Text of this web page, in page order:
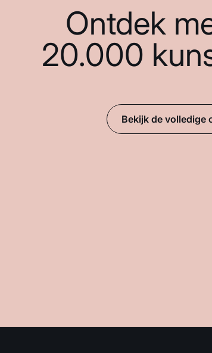
Ontdek
20.000
Bekijk de volledige